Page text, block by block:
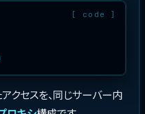
クセスを、同じサーバー内